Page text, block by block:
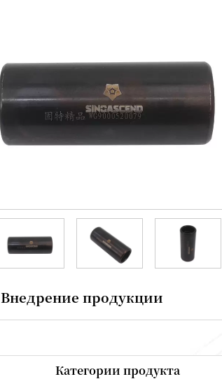
Внедрение продукции
Категории продукта